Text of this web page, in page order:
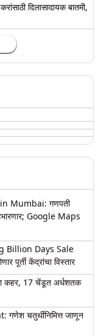
दिलासादायक बातमी,
Mumbai: गणपती
Google Maps
Billion Days Sale
पूर्ती केंद्रांचा विस्तार
कहर, 17 चेंडूत अर्धशतक
चतुर्थीनिमित्त जाणून